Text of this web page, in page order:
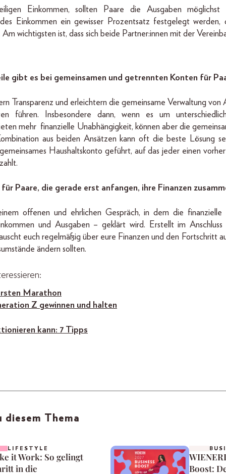
Einkommen, sollten Paare die Ausgaben
Einkommen ein gewisser Prozentsatz festgelegt werden,
wichtigsten ist, dass sich beide Partner:innen mit der
gibt es bei gemeinsamen und getrennten Konten für
Transparenz und erleichtern die gemeinsame Verwaltung von
führen. Insbesondere dann, wenn es um
mehr finanzielle Unabhängigkeit, können aber die
aus beiden Ansätzen kann oft die beste Lösung
Haushaltskonto geführt, auf das jeder einen
Paare, die gerade erst anfangen, ihre Finanzen
offenen und ehrlichen Gespräch, in dem die
und Ausgaben – geklärt wird. Erstellt im
euch regelmäßig über eure Finanzen und den Fortschritt
ändern sollten.
Marathon
Z gewinnen und halten
kann: 7 Tipps
Thema
LIFESTYLE
it Work: So gelingt
in die
Boost: